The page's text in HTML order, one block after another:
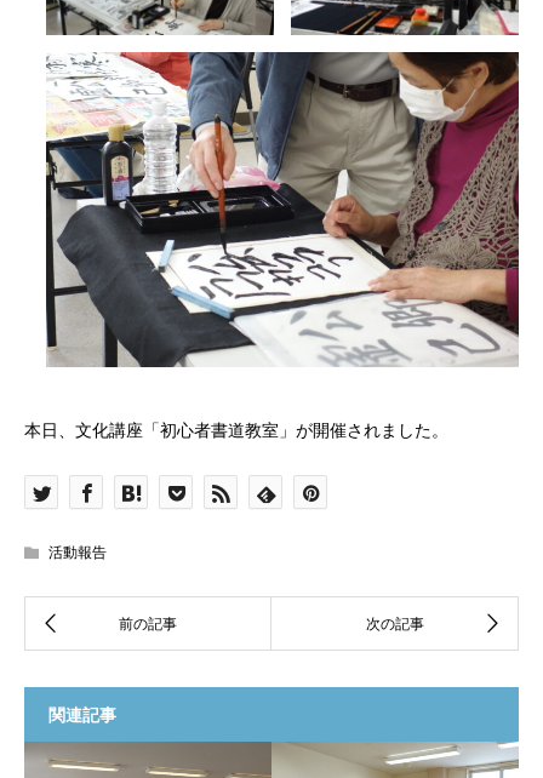
本日、文化講座「初心者書道教室」が開催されました。
活動報告
関連記事